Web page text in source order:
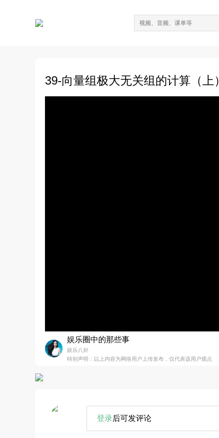
39-向量组极大无关组的计算（上）
娱乐圈中的那些事
娱乐八卦
特别声明：以上内容为网络用户上传发布，仅代表该用户观点
登录后可发评论